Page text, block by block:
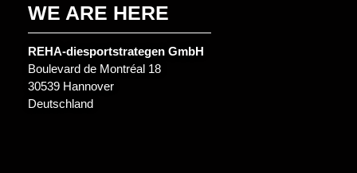
WE ARE HERE
REHA-diesportstrategen GmbH
Boulevard de Montréal 18
30539 Hannover
Deutschland